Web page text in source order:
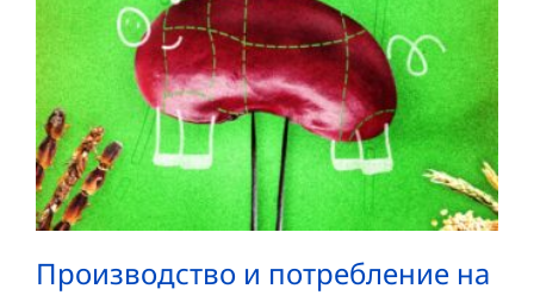
Производство и потребление на